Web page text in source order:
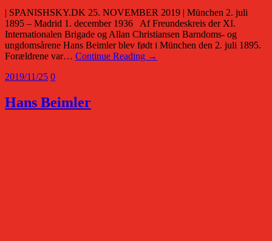
| SPANISHSKY.DK 25. NOVEMBER 2019 | München 2. juli
1895 – Madrid 1. december 1936 Af Freundeskreis der XI.
Internationalen Brigade og Allan Christiansen Barndoms- og
ungdomsårene Hans Beimler blev født i München den 2. juli 1895.
Forældrene var… Continue Reading →
2019/11/25 0
Hans Beimler